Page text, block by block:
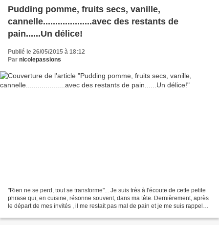
Pudding pomme, fruits secs, vanille,
cannelle....................avec des restants de
pain......Un délice!
Publié le 26/05/2015 à 18:12
Par nicolepassions
"Rien ne se perd, tout se transforme"... Je suis très à l'écoute de cette petite
phrase qui, en cuisine, résonne souvent, dans ma tête. Dernièrement, après
le départ de mes invités , il me restait pas mal de pain et je me suis rappelée